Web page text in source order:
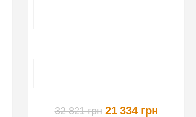
32 821 грн 21 334 грн